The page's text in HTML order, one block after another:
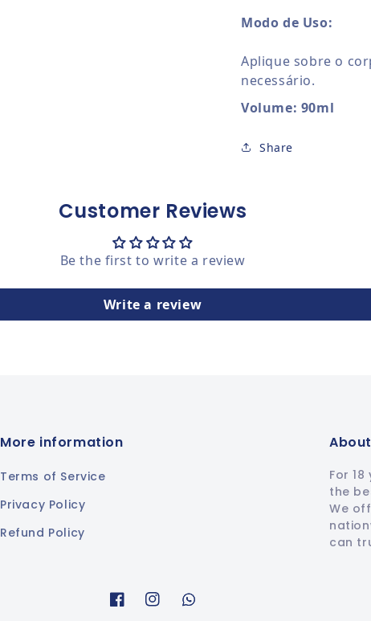
Modo de Uso:
Aplique sobre o
necessário.
Volume: 90ml
Share
Customer Reviews
Be the first to write a review
Write a review
More information
Terms of Service
Privacy Policy
Refund Policy
For
the
We
can
FacebookInstagramWhatsapp